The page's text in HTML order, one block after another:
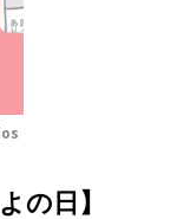
の日】